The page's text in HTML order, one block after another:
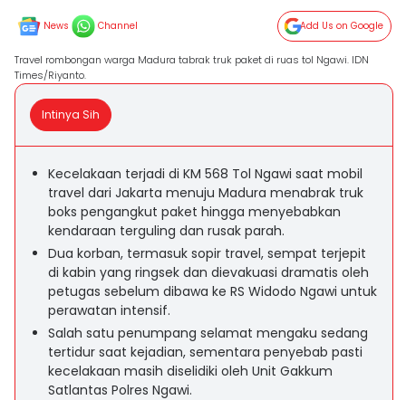
News Channel Add Us on Google
Travel rombongan warga Madura tabrak truk paket di ruas tol Ngawi. IDN
Times/Riyanto.
Intinya Sih
Kecelakaan terjadi di KM 568 Tol Ngawi saat mobil
travel dari Jakarta menuju Madura menabrak truk
boks pengangkut paket hingga menyebabkan
kendaraan terguling dan rusak parah.
Dua korban, termasuk sopir travel, sempat terjepit
di kabin yang ringsek dan dievakuasi dramatis oleh
petugas sebelum dibawa ke RS Widodo Ngawi untuk
perawatan intensif.
Salah satu penumpang selamat mengaku sedang
tertidur saat kejadian, sementara penyebab pasti
kecelakaan masih diselidiki oleh Unit Gakkum
Satlantas Polres Ngawi.